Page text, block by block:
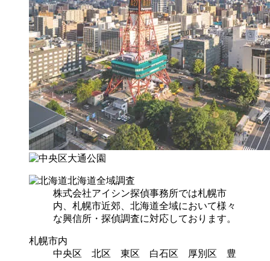
北海道全域調査
株式会社アイシン探偵事務所では札幌市
内、札幌市近郊、北海道全域において様々
な興信所・探偵調査に対応しております。
札幌市内
中央区 北区 東区 白石区 厚別区 豊